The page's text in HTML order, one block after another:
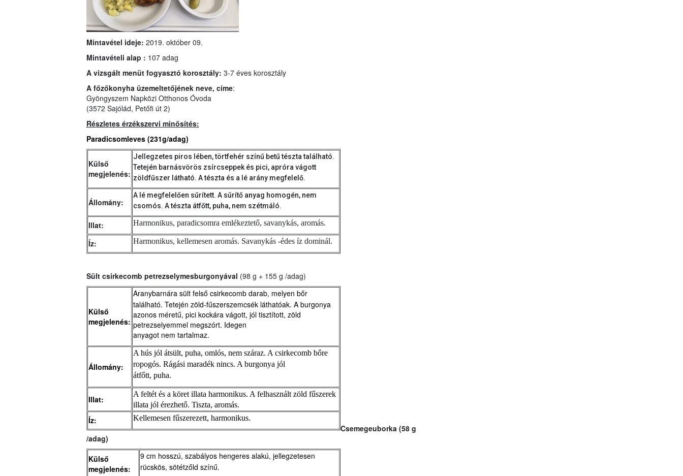
Mintavétel ideje: 2019. október 09.
Mintavételi alap : 107 adag
A vizsgált menüt fogyasztó korosztály: 3-7 éves korosztály
A főzőkonyha üzemeltetőjének neve, címe:
Gyöngyszem Napközi Otthonos Óvoda
(3572 Sajólád, Petőfi út 2)
Részletes érzékszervi minősítés:
Paradicsomleves (231g/adag)
Külső
megjelenés:
Jellegzetes piros lében, törtfehér színű betű tészta található.
Tetején barnásvörös zsírcseppek és pici, apróra vágott
zöldfűszer látható. A tészta és a lé arány megfelelő.
Állomány:
A lé megfelelően sűrített. A sűrítő anyag homogén, nem
csomós. A tészta átfőtt, puha, nem szétmáló.
Illat: Harmonikus, paradicsomra emlékeztető, savanykás, aromás.
Íz: Harmonikus, kellemesen aromás. Savanykás -édes íz dominál.
Sült csirkecomb petrezselymesburgonyával (98 g + 155 g /adag)
Külső
megjelenés:
Aranybarnára sült felső csirkecomb darab, melyen bőr
található. Tetején zöld-fűszerszemcsék láthatóak. A burgonya
azonos méretű, pici kockára vágott, jól tisztított, zöld
petrezselyemmel megszórt. Idegen
anyagot nem tartalmaz.
Állomány:
A hús jól átsült, puha, omlós, nem száraz. A csirkecomb bőre
ropogós. Rágási maradék nincs. A burgonya jól
átfőtt, puha.
Illat:
A feltét és a köret illata harmonikus. A felhasznált zöld fűszerek
illata jól érezhető. Tiszta, aromás.
Íz: Kellemesen fűszerezett, harmonikus.
Csemegeuborka (58 g
/adag)
Külső
megjelenés:
9 cm hosszú, szabályos hengeres alakú, jellegzetesen
rücskös, sötétzőld színű.